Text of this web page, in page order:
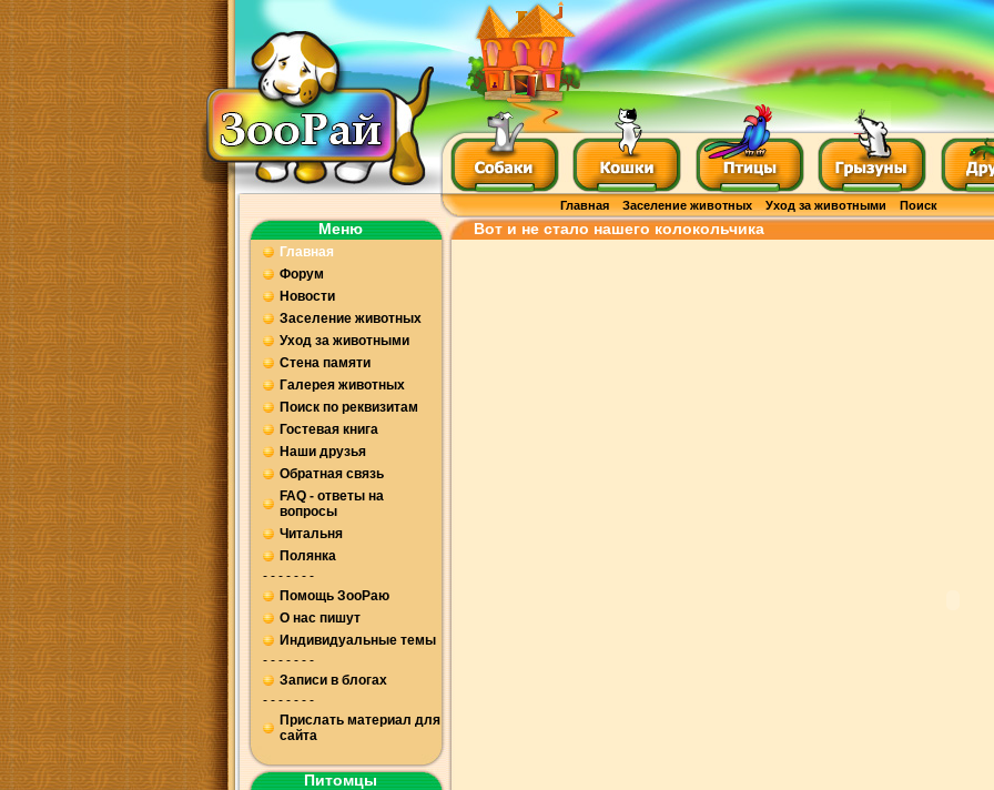
Главная Заселение животных Уход за животными Поиск
Меню
Главная
Форум
Новости
Заселение животных
Уход за животными
Стена памяти
Галерея животных
Поиск по реквизитам
Гостевая книга
Наши друзья
Обратная связь
FAQ - ответы на
вопросы
Читальня
Полянка
- - - - - - -
Помощь ЗооРаю
О нас пишут
Индивидуальные темы
- - - - - - -
Записи в блогах
- - - - - - -
Прислать материал для
сайта
Питомцы
Вот и не стало нашего колокольчика